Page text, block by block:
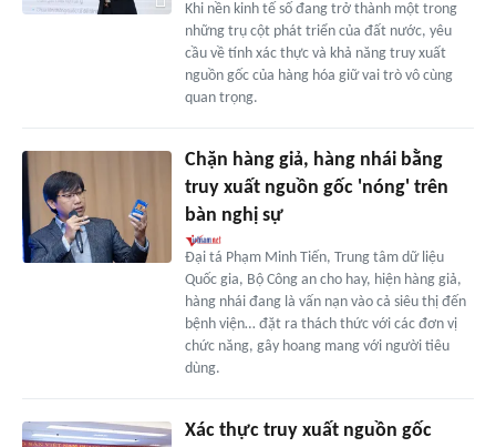
Khi nền kinh tế số đang trở thành một trong
những trụ cột phát triển của đất nước, yêu
cầu về tính xác thực và khả năng truy xuất
nguồn gốc của hàng hóa giữ vai trò vô cùng
quan trọng.
Chặn hàng giả, hàng nhái bằng
truy xuất nguồn gốc 'nóng' trên
bàn nghị sự
Đại tá Phạm Minh Tiến, Trung tâm dữ liệu
Quốc gia, Bộ Công an cho hay, hiện hàng giả,
hàng nhái đang là vấn nạn vào cả siêu thị đến
bệnh viện… đặt ra thách thức với các đơn vị
chức năng, gây hoang mang với người tiêu
dùng.
Xác thực truy xuất nguồn gốc